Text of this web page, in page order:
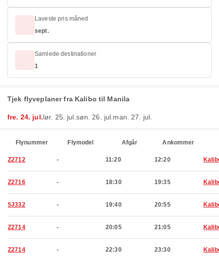
Laveste pris måned
sept.
Samlede destinationer
1
Tjek flyveplaner fra Kalibo til Manila
fre. 24. jul.lør. 25. jul. søn. 26. jul. man. 27. jul.
Flynummer Flymodel Afgår Ankommer
Z2712 - 11:20 12:20
Z2716 - 18:30 19:35
5J332 - 19:40 20:55
Z2714 - 20:05 21:05
Z2714 - 22:30 23:30